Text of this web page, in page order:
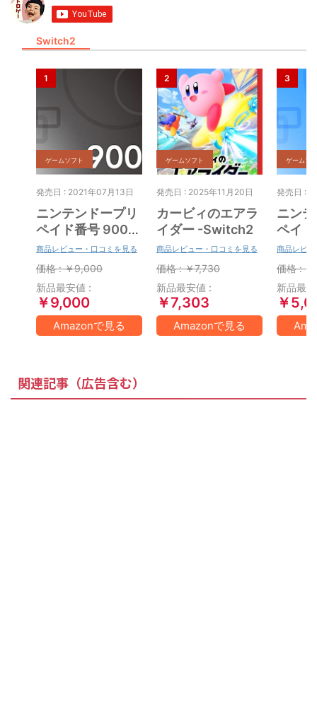
Switch2
ゲームソフト
発売日 : 2021年07月13日
ニンテンドープリ
ペイド番号 9000
円|オンラインコー
ド版
商品レビュー・口コミを見る
価格 : ￥9,000
新品最安値 :
￥9,000
Amazonで見る
ゲームソフト
発売日 : 2025年11月20日
カービィのエアラ
イダー -Switch2
商品レビュー・口コミを見る
価格 : ￥7,730
新品最安値 :
￥7,303
Amazonで見る
ゲームソ
発売日 :
ニン
ペイ
円|オ
ド版
商品レビ
価格 :
新品最
￥
関連記事（広告含む）